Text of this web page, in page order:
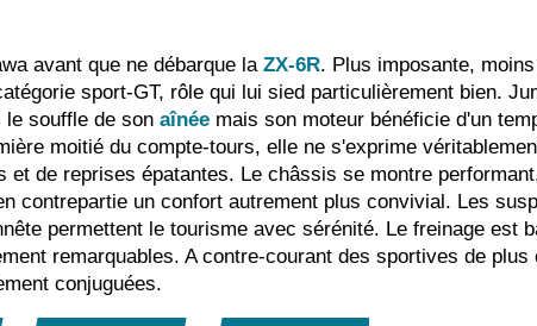
avant que ne débarque laZX-6R. Plus imposante,
sport-GT, rôle qui lui sied particulièrement bien.
le souffle de sonaînée mais son moteur bénéficie d'un
moitié du compte-tours, elle ne s'exprime
de reprises épatantes. Le châssis se montre
contrepartie un confort autrement plus convivial. Les
permettent le tourisme avec sérénité. Le freinage est
remarquables. A contre-courant des sportives de
conjuguées.